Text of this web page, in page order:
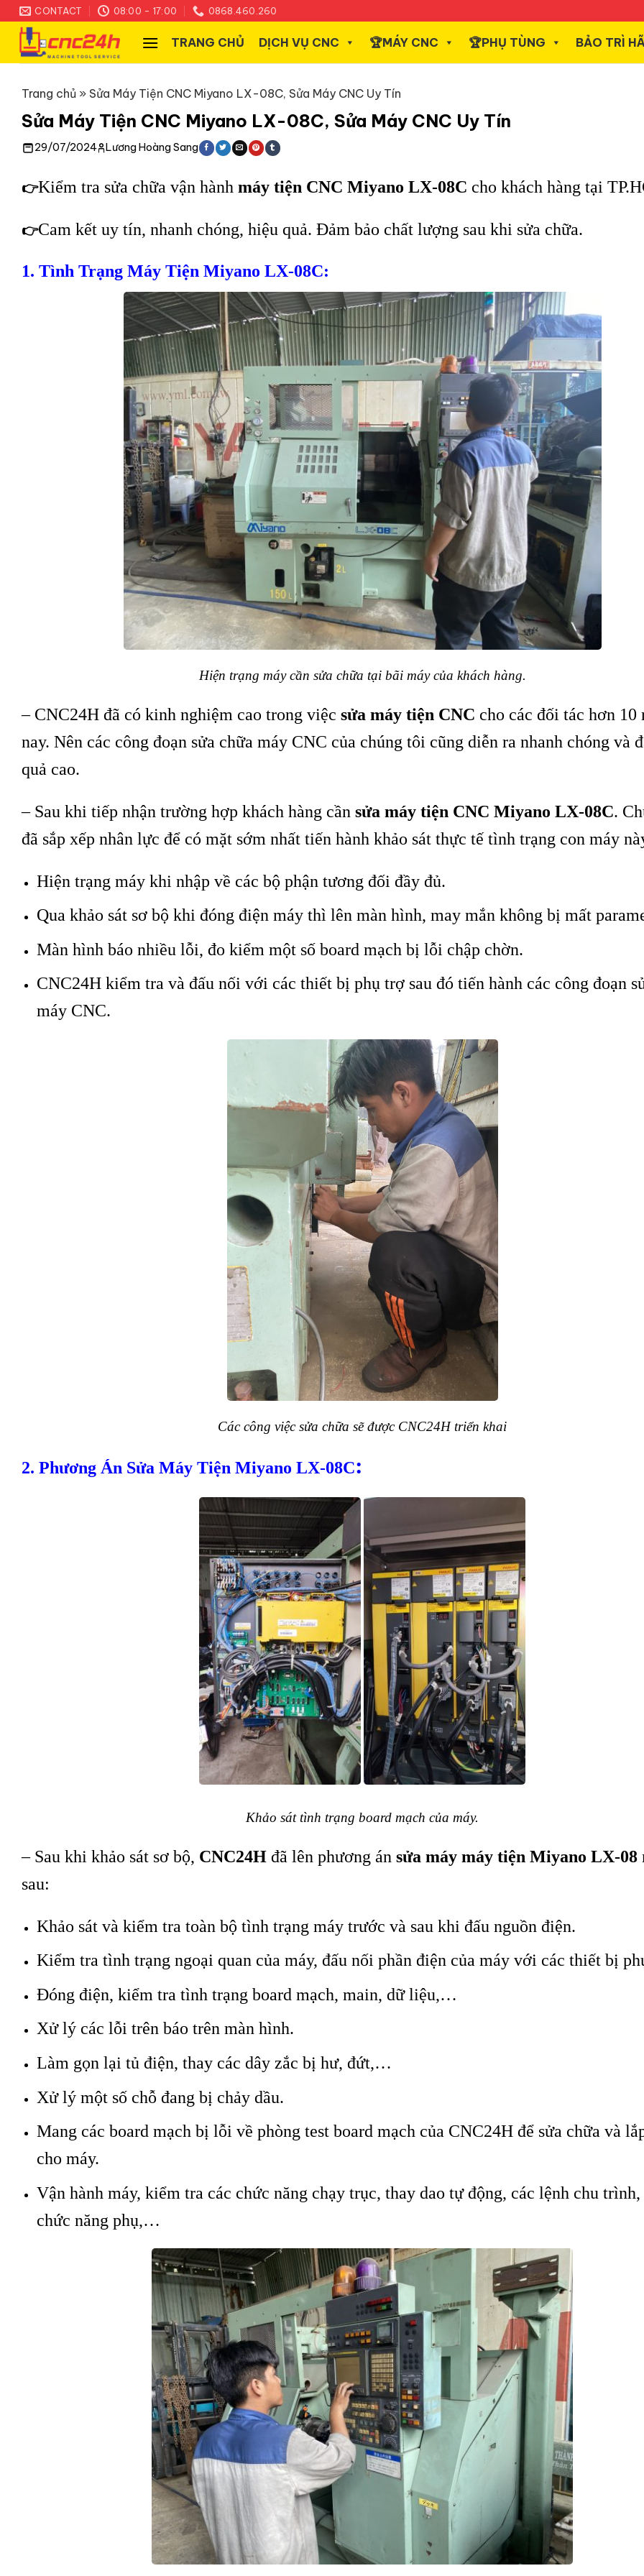
Skip
to
content
CONTACT 08:00 - 17:00 0868.460.260
TRANG CHỦ DỊCH VỤ CNC ️🏆MÁY CNC ️🏆PHỤ TÙNG BẢO TRÌ
Trang chủ » Sửa Máy Tiện CNC Miyano LX-08C, Sửa Máy CNC Uy Tín
Sửa Máy Tiện CNC Miyano LX-08C, Sửa Máy CNC Uy Tín
29/07/2024 Lương Hoàng Sang
👉Kiểm tra sửa chữa vận hành máy tiện CNC Miyano LX-08C cho khách hàng tại
👉Cam kết uy tín, nhanh chóng, hiệu quả. Đảm bảo chất lượng sau khi sửa chữa.
1. Tình Trạng Máy Tiện Miyano LX-08C:
Hiện trạng máy cần sửa chữa tại bãi máy của khách hàng.
– CNC24H đã có kinh nghiệm cao trong việc sửa máy tiện CNC cho các đối tác hơn 10
nay. Nên các công đoạn sửa chữa máy CNC của chúng tôi cũng diễn ra nhanh chóng và
quả cao.
– Sau khi tiếp nhận trường hợp khách hàng cần sửa máy tiện CNC Miyano LX-08C.
đã sắp xếp nhân lực để có mặt sớm nhất tiến hành khảo sát thực tế tình trạng con máy
Hiện trạng máy khi nhập về các bộ phận tương đối đầy đủ.
Qua khảo sát sơ bộ khi đóng điện máy thì lên màn hình, may mắn không bị mất
Màn hình báo nhiều lỗi, đo kiểm một số board mạch bị lỗi chập chờn.
CNC24H kiểm tra và đấu nối với các thiết bị phụ trợ sau đó tiến hành các công đoạn
máy CNC.
Các công việc sửa chữa sẽ được CNC24H triển khai
2. Phương Án Sửa Máy Tiện Miyano LX-08C:
Khảo sát tình trạng board mạch của máy.
– Sau khi khảo sát sơ bộ, CNC24H đã lên phương án sửa máy máy tiện Miyano LX-08
sau:
Khảo sát và kiểm tra toàn bộ tình trạng máy trước và sau khi đấu nguồn điện.
Kiểm tra tình trạng ngoại quan của máy, đấu nối phần điện của máy với các thiết bị
Đóng điện, kiểm tra tình trạng board mạch, main, dữ liệu,…
Xử lý các lỗi trên báo trên màn hình.
Làm gọn lại tủ điện, thay các dây zắc bị hư, đứt,…
Xử lý một số chỗ đang bị chảy dầu.
Mang các board mạch bị lỗi về phòng test board mạch của CNC24H để sửa chữa và
cho máy.
Vận hành máy, kiểm tra các chức năng chạy trục, thay dao tự động, các lệnh chu trình,
chức năng phụ,…